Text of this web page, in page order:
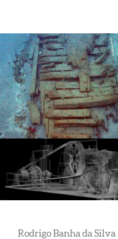
Rodrigo Banha da Silva